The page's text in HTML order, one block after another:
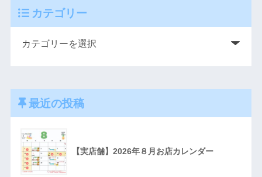
カテゴリー
最近の投稿
【実店舗】2026年８月お店カレンダー